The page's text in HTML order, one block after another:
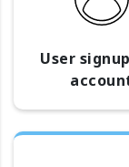
User